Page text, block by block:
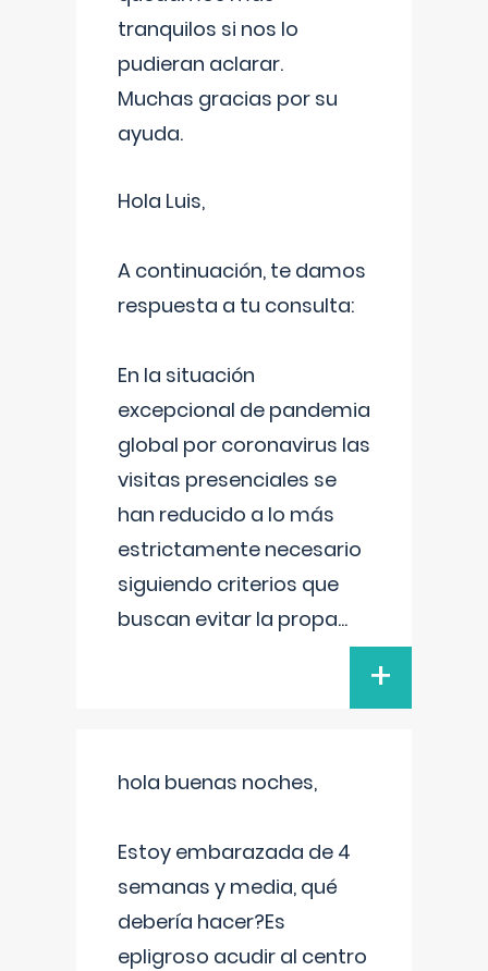
tranquilos si nos lo
pudieran aclarar.
Muchas gracias por su
ayuda.
Hola Luis,
A continuación, te damos
respuesta a tu consulta:
En la situación
excepcional de pandemia
global por coronavirus las
visitas presenciales se
han reducido a lo más
estrictamente necesario
siguiendo criterios que
buscan evitar la propa...
+
hola buenas noches,
Estoy embarazada de 4
semanas y media, qué
debería hacer?Es
epligroso acudir al centro